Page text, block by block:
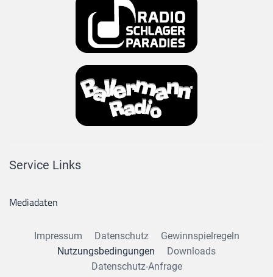
Service Links
Mediadaten
Impressum Datenschutz
Gewinnspielregeln
Nutzungsbedingungen
Downloads
Datenschutz-Anfrage